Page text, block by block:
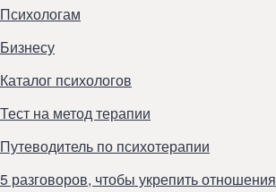
Психологам
Бизнесу
Каталог психологов
Тест на метод терапии
Путеводитель по психотерапии
5 разговоров, чтобы укрепить отношения